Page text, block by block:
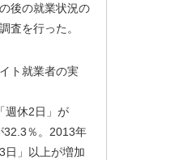
後の就業状況の
査を行った。
ト就業者の実
週休2日」が
32.3％。2013年
日」以上が増加